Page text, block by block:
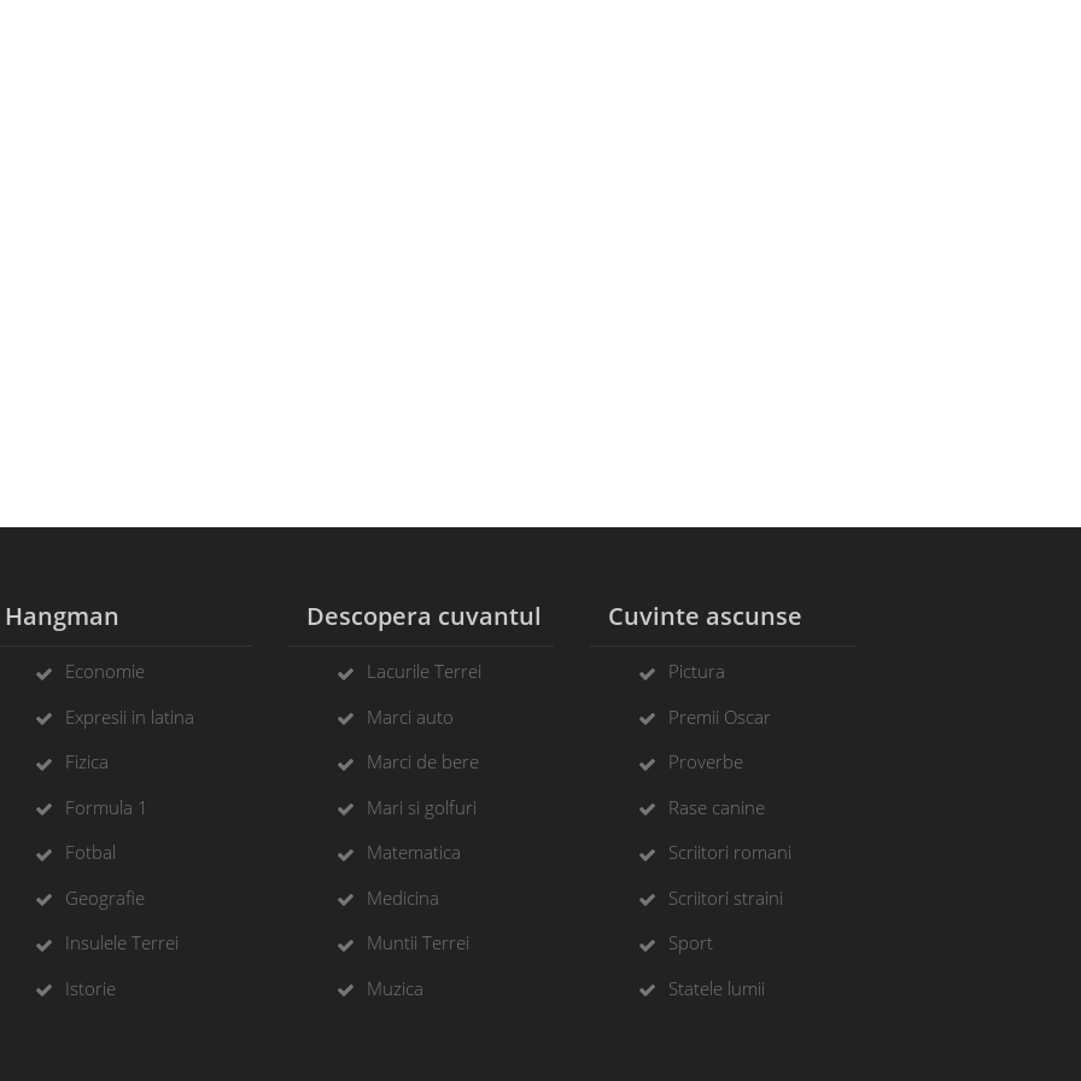
Hangman
Economie
Expresii in latina
Fizica
Formula 1
Fotbal
Geografie
Insulele Terrei
Istorie
Descopera cuvantul
Lacurile Terrei
Marci auto
Marci de bere
Mari si golfuri
Matematica
Medicina
Muntii Terrei
Muzica
Cuvinte ascunse
Pictura
Premii Oscar
Proverbe
Rase canine
Scriitori romani
Scriitori straini
Sport
Statele lumii